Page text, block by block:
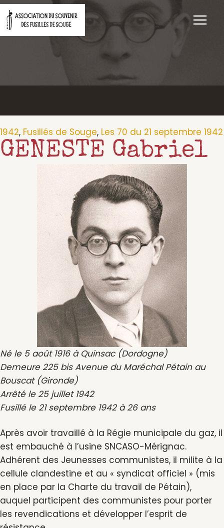
Aller
au
contenu
1942, Fusillés de Souge, Les 70 du 21 septembre 1942
GENESTE Gabriel
Né le 5 août 1916 à Quinsac (Dordogne)
Demeure 225 bis Avenue du Maréchal Pétain au
Bouscat (Gironde)
Arrêté le 25 juillet 1942
Fusillé le 21 septembre 1942 à 26 ans
Après avoir travaillé à la Régie municipale du gaz, il
est embauché à l’usine SNCASO-Mérignac.
Adhérent des Jeunesses communistes, il milite à la
cellule clandestine et au « syndicat officiel » (mis
en place par la Charte du travail de Pétain),
auquel participent des communistes pour porter
les revendications et développer l’esprit de